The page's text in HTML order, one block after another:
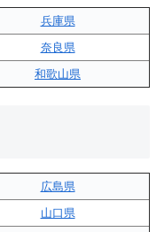
兵庫県
奈良県
和歌山県
広島県
山口県